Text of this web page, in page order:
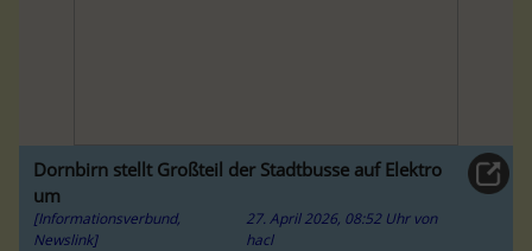
Dornbirn stellt Großteil der Stadtbusse auf Elektro
um
[Informationsverbund,
Newslink]
27. April 2026, 08:52 Uhr von
hacl